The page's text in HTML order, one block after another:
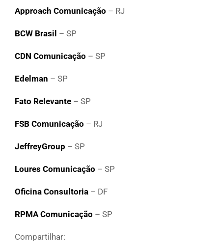
Approach Comunicação – RJ
BCW Brasil – SP
CDN Comunicação – SP
Edelman – SP
Fato Relevante – SP
FSB Comunicação – RJ
JeffreyGroup – SP
Loures Comunicação – SP
Oficina Consultoria – DF
RPMA Comunicação – SP
Compartilhar: